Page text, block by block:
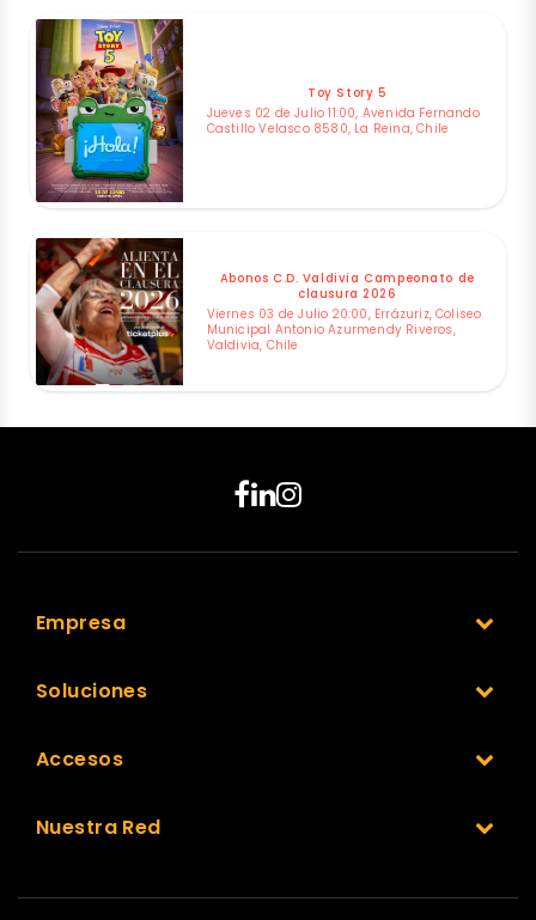
Toy Story 5
Jueves 02 de Julio 11:00, Avenida Fernando
Castillo Velasco 8580, La Reina, Chile
Abonos C.D. Valdivia Campeonato de
clausura 2026
Viernes 03 de Julio 20:00, Errázuriz, Coliseo
Municipal Antonio Azurmendy Riveros,
Valdivia, Chile
Empresa
Soluciones
Accesos
Nuestra Red